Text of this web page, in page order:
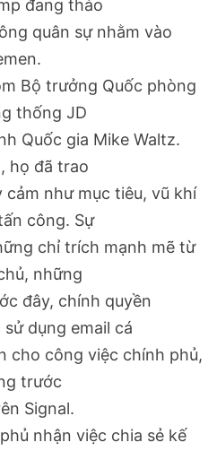
đang thảo
quân sự nhằm vào
Bộ trưởng Quốc phòng
thống JD
Quốc gia Mike Waltz.
họ đã trao
như mục tiêu, vũ khí
công. Sự
chỉ trích mạnh mẽ từ
những
đây, chính quyền
dụng email cá
cho công việc chính phủ,
trước
Signal.
nhận việc chia sẻ kế